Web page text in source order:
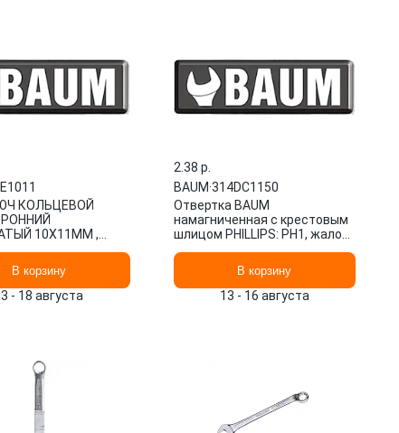
КОЛЬЦЕВОЙ
10Х11ММ ,
В корзину
- 18 августа
2.38 p.
BAUM·314DC1150
Отвертка BAUM
намагниченная с крестовым
шлицом PHILLIPS: PН1, жало
ручкой.
В корзину
13 - 16 августа